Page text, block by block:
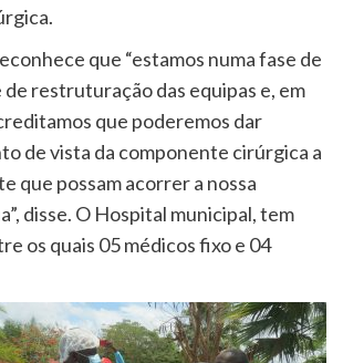
que “estamos numa fase de
restruturação das equipas e, em
que poderemos dar
de vista da componente cirúrgica a
que possam acorrer a nossa
disse. O Hospital municipal, tem
os quais 05 médicos fixo e 04